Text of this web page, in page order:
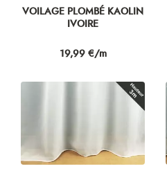
VOILAGE PLOMBÉ KAOLIN
IVOIRE
Prix
19,99 €/m